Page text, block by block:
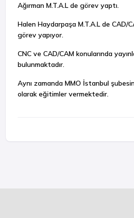
Ağırman M.T.A.L de görev yaptı.
Halen Haydarpaşa M.T.A.L de CAD/
görev yapıyor.
CNC ve CAD/CAM konularında
bulunmaktadır.
Aynı zamanda MMO İstanbul
olarak eğitimler vermektedir.